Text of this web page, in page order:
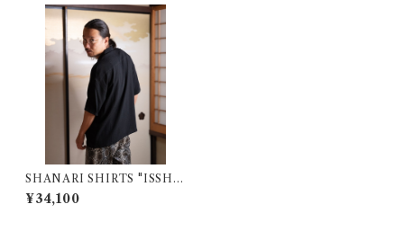
SHANARI SHIRTS "ISSHO
KU" | S | 244005
¥34,100